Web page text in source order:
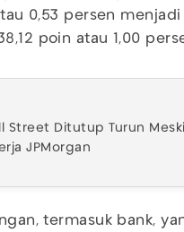
0,53 persen
poin atau 1,00
Street Ditutup Turun
JPMorgan
termasuk bank,